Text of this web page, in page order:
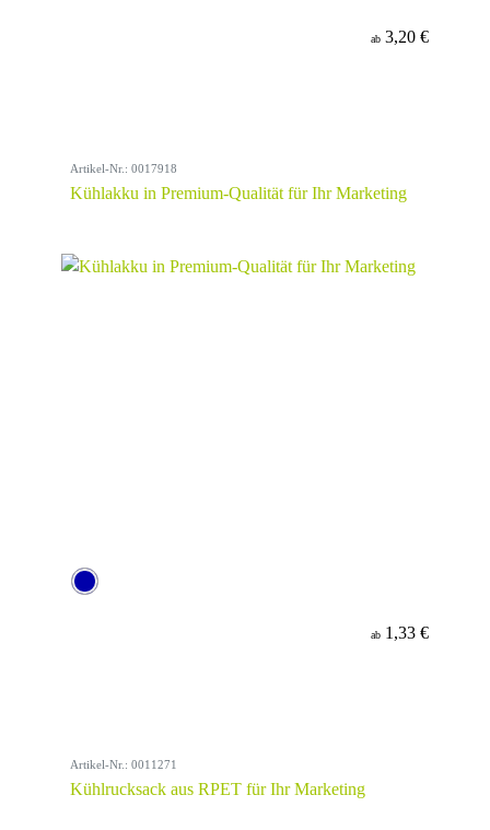
ab 3,20 €
Artikel-Nr.: 0017918
Kühlakku in Premium-Qualität für Ihr Marketing
ab 1,33 €
Artikel-Nr.: 0011271
Kühlrucksack aus RPET für Ihr Marketing